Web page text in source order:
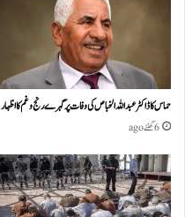
حماس کا ڈاکٹر عبداللہ الخباص کی وفات پر گہرے رنج وغم کااظہار
6 گھنٹے ago